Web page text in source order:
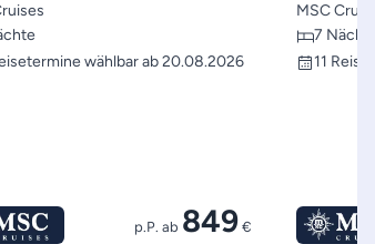
wählbar ab 20.08.2026
p.P. ab 849 €
MSC
7
11